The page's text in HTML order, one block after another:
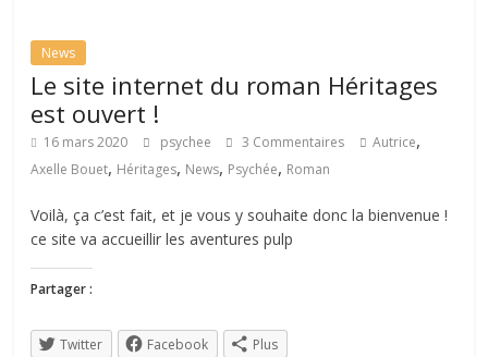
News
Le site internet du roman Héritages
est ouvert !
16 mars 2020 psychee 3 Commentaires Autrice,
Axelle Bouet, Héritages, News, Psychée, Roman
Voilà, ça c’est fait, et je vous y souhaite donc la bienvenue !
ce site va accueillir les aventures pulp
Partager :
Twitter Facebook Plus